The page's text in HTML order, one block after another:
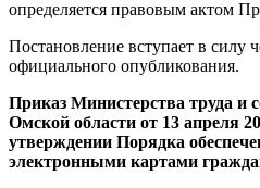
определяется правовым актом
Постановление вступает в силу
официального опубликования.
Приказ Министерства труда и
Омской области от 13 апреля
утверждении Порядка
электронными картами